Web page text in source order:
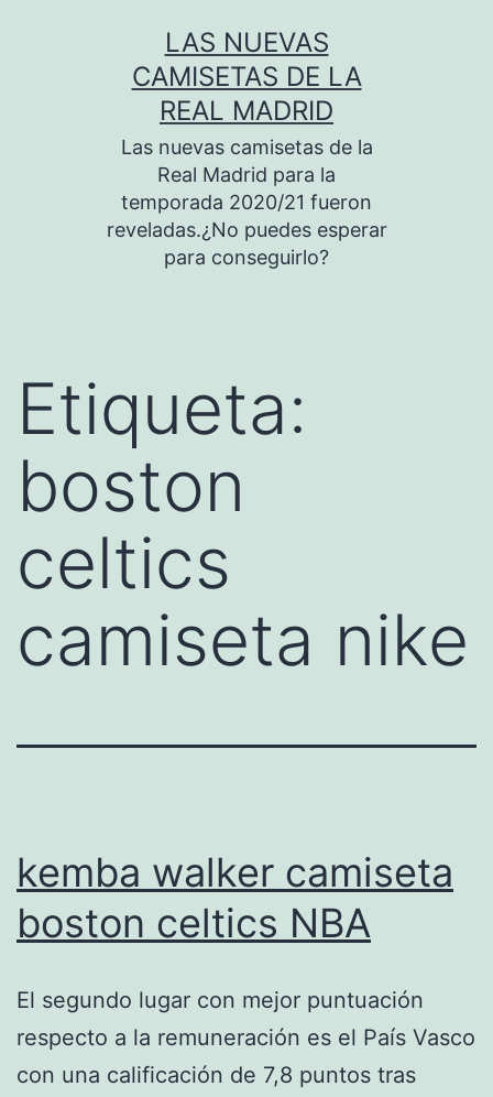
LAS NUEVAS
CAMISETAS DE LA
REAL MADRID
Las nuevas camisetas de la
Real Madrid para la
temporada 2020/21 fueron
reveladas.¿No puedes esperar
para conseguirlo?
Etiqueta:
boston
celtics
camiseta nike
kemba walker camiseta
boston celtics NBA
El segundo lugar con mejor puntuación
respecto a la remuneración es el País Vasco
con una calificación de 7,8 puntos tras